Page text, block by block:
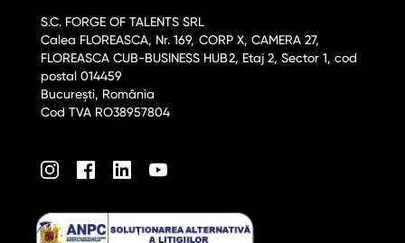
S.C. FORGE OF TALENTS SRL
Calea FLOREASCA, Nr. 169, CORP X, CAMERA 27,
FLOREASCA CUB-BUSINESS HUB2, Etaj 2, Sector 1, cod
postal 014459
București, România
Cod TVA RO38957804
LinkedInYoutube